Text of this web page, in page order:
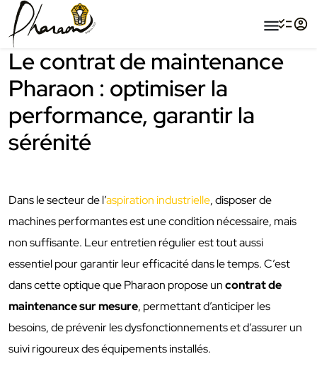
menu
Le contrat de maintenance
Pharaon : optimiser la
performance, garantir la
sérénité
Dans le secteur de l’aspiration industrielle, disposer de
machines performantes est une condition nécessaire, mais
non suffisante. Leur entretien régulier est tout aussi
essentiel pour garantir leur efficacité dans le temps. C’est
dans cette optique que Pharaon propose uncontrat de
maintenance sur mesure, permettant d’anticiper les
besoins, de prévenir les dysfonctionnements et d’assurer un
suivi rigoureux des équipements installés.